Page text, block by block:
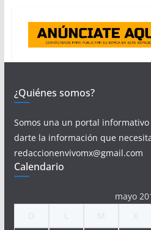
¿Quiénes somos?
Somos una un portal
darte la información que
redaccionenvivomx@gmail.com
Calendario
mayo